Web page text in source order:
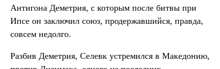
Антигона Деметрия, с которым после битвы при
Ипсе он заключил союз, продержавшийся, правда,
совсем недолго.
Разбив Деметрия, Селевк устремился в Македонию,